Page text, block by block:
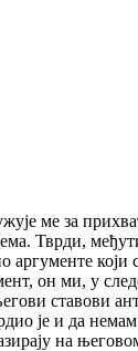
ме за
Тврди,
аргументе
он ми, у
ставови
је и да
на